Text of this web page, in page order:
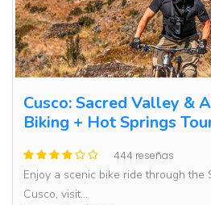
Cusco: Sacred Valley &
Biking + Hot Springs
444 reseñas
Enjoy a scenic bike ride through the
Cusco, visit...